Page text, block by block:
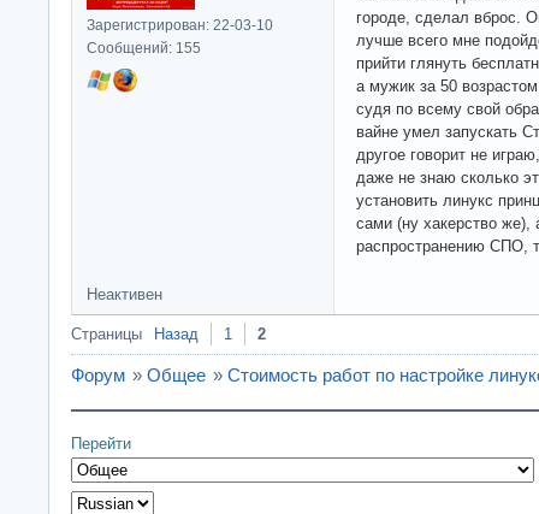
Зарегистрирован: 22-03-10
Сообщений: 155
городе, сделал вброс.
лучше всего мне
прийти глянуть
а мужик за 50
судя по всему свой
вайне умел запускать
другое говорит не
даже не знаю сколько
установить линукс
сами (ну хакерство же),
распространению СПО,
Неактивен
Страницы Назад 1 2
Форум » Общее » Стоимость работ по настройке
Перейти